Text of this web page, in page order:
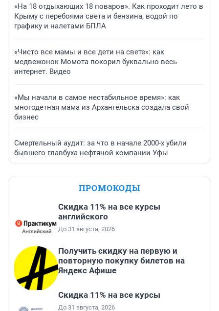
«На 18 отдыхающих 18 поваров». Как проходит лето в
Крыму с перебоями света и бензина, водой по
графику и налетами БПЛА
«Чисто все мамы и все дети на свете»: как
медвежонок Момота покорил буквально весь
интернет. Видео
«Мы начали в самое нестабильное время»: как
многодетная мама из Архангельска создала свой
бизнес
Смертельный аудит: за что в начале 2000-х убили
бывшего главбуха нефтяной компании Уфы
ПРОМОКОДЫ
Скидка 11% на все курсы
английского
До 31 августа, 2026
Получить скидку на первую и
повторную покупку билетов на
Яндекс Афише
Скидка 11% на все курсы
До 31 августа, 2026